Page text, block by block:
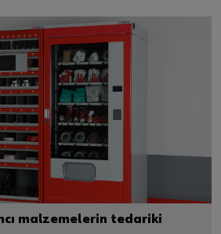
malzemelerin tedariki